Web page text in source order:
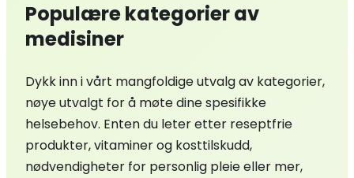
Populære kategorier av
medisiner
Dykk inn i vårt mangfoldige utvalg av kategorier,
nøye utvalgt for å møte dine spesifikke
helsebehov. Enten du leter etter reseptfrie
produkter, vitaminer og kosttilskudd,
nødvendigheter for personlig pleie eller mer,